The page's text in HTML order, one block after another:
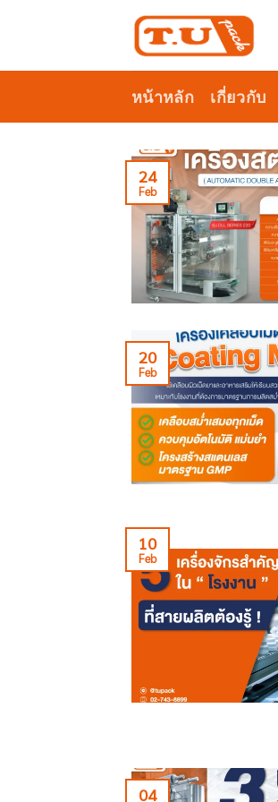
หน้าหลัก เกี่ยวกับ
24
Feb
20
Feb
10
Feb
04